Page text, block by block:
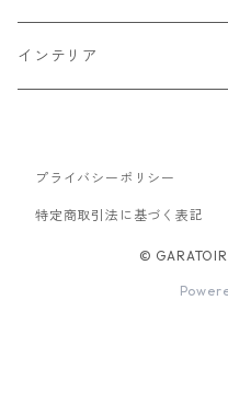
Tシャツ・カットソー
スウェット
ボトムス
ジャケット
バッグ
トップス
シャツ
スカート
アウター
インテリア
テレビ台
プライバシーポリシー
特定商取引法に基づく表記
©